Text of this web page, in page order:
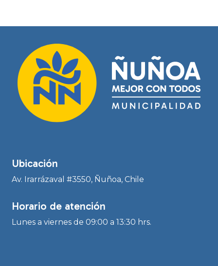
Ubicación
Av. Irarrázaval #3550, Ñuñoa, Chile
Horario de atención
Lunes a viernes de 09:00 a 13:30 hrs.